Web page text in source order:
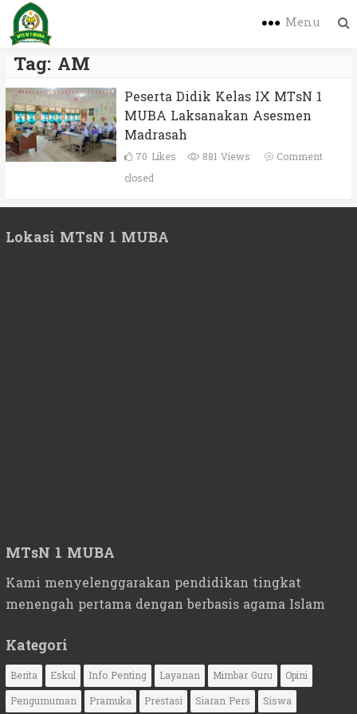
Menu
Tag: AM
Peserta Didik Kelas IX MTsN 1
MUBA Laksanakan Asesmen
Madrasah
70 Likes 881 Views
Comment
closed
Lokasi MTsN 1 MUBA
MTsN 1 MUBA
Kami menyelenggarakan pendidikan tingkat
menengah pertama dengan berbasis agama Islam
Kategori
Berita Eskul Info Penting Layanan Mimbar Guru
Opini
Pengumuman
Pramuka Prestasi Siaran Pers Siswa